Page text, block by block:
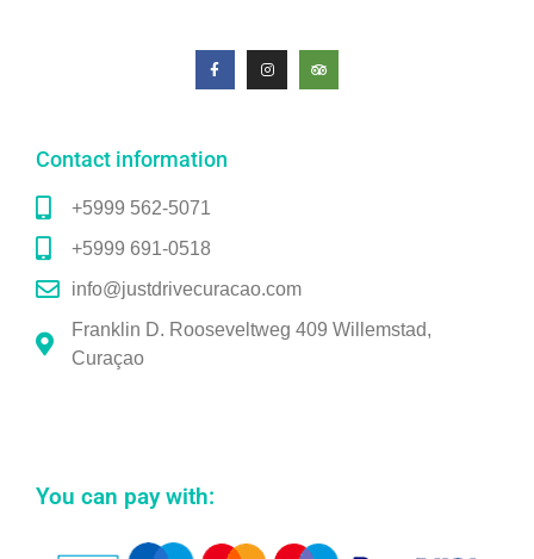
Contact information
+5999 562-5071
+5999 691-0518
info@justdrivecuracao.com
Franklin D. Rooseveltweg 409 Willemstad,
Curaçao
You can pay with: